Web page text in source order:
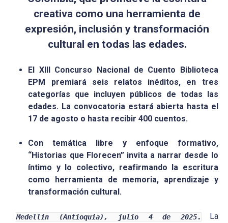
creativa como una herramienta de
expresión, inclusión y transformación
cultural en todas las edades.
El XIII Concurso Nacional de Cuento Biblioteca
EPM premiará seis relatos inéditos, en tres
categorías que incluyen públicos de todas las
edades. La convocatoria estará abierta hasta el
17 de agosto o hasta recibir 400 cuentos.
Con temática libre y enfoque formativo,
“Historias que Florecen” invita a narrar desde lo
íntimo y lo colectivo, reafirmando la escritura
como herramienta de memoria, aprendizaje y
transformación cultural.
Medellín (Antioquia), julio 4 de 2025.
La